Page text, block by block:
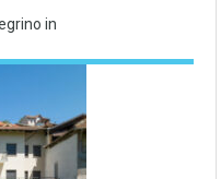
in